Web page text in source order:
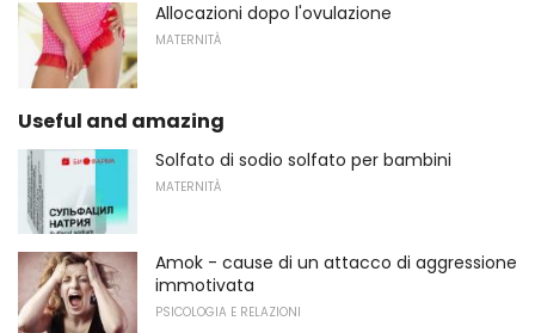
Allocazioni dopo l'ovulazione
MATERNITÀ
Useful and amazing
Solfato di sodio solfato per bambini
MATERNITÀ
Amok - cause di un attacco di aggressione
immotivata
PSICOLOGIA E RELAZIONI